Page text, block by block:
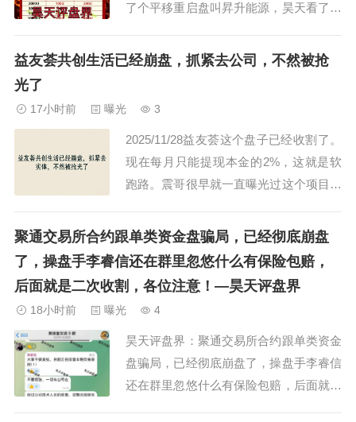
了个平移重启盘叫昇升能源，昊天看了一
鼎交易所）诈骗平台收割了很多人，后面
益友荟共创生活已经崩盘，抓紧去公司，不然被抢
光了
17小时前 曝光 3
2025/11/28益友荟这个盘子已经收割了。
现在每月只能提现本金的2%，这就是软
跑路。震哥很早就一直曝光过这个项目，
是冠通新创科技（上海）有限公司，想要
维权的朋友可以往这上面下功夫就行。维
权最重要的事情就是越早越好，现在崩盘
肯定还有一些资金和资产没转移走，赶紧
组...
聚通交易所合约跟单类资金盘骗局，已经彻底崩盘
了，操盘手李睿信还在群里忽悠什么有保险包赔，
后面就是二次收割，各位注意！—昊天评盘界
18小时前 曝光 4
昊天评盘界：聚通交易所合约跟单类资金
盘骗局，已经彻底崩盘了，操盘手李睿信
还在群里忽悠什么有保险包赔，后面就是